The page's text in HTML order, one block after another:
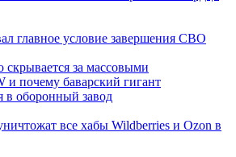
главное условие завершения СВО
за массовыми
и почему баварский гигант
в оборонный завод
все хабы Wildberries и Ozon в